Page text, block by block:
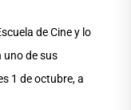
de Cine y lo
uno de sus
1 de octubre, a